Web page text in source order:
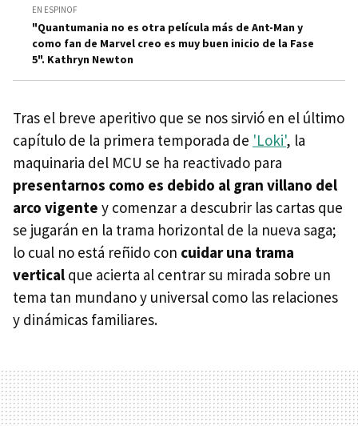
EN ESPINOF
"Quantumania no es otra película más de Ant-Man y
como fan de Marvel creo es muy buen inicio de la Fase
5". Kathryn Newton
Tras el breve aperitivo que se nos sirvió en el último
capítulo de la primera temporada de 'Loki', la
maquinaria del MCU se ha reactivado para
presentarnos como es debido al gran villano del
arco vigente y comenzar a descubrir las cartas que
se jugarán en la trama horizontal de la nueva saga;
lo cual no está reñido con cuidar una trama
vertical que acierta al centrar su mirada sobre un
tema tan mundano y universal como las relaciones
y dinámicas familiares.